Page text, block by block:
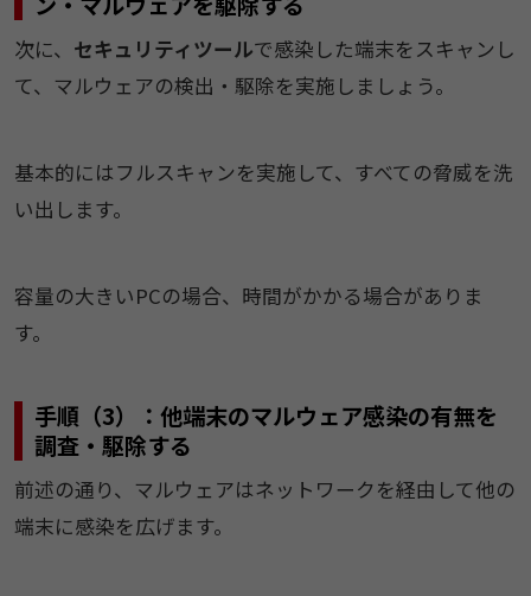
次に、 セキュリティツールで感染した端末をスキャンし
て、マルウェアの検出・駆除を実施しましょう。
基本的にはフルスキャンを実施して、すべての脅威を洗
い出します。
容量の大きいPCの場合、時間がかかる場合がありま
す。
手順（3）：他端末のマルウェア感染の有無を
調査・駆除する
前述の通り、マルウェアはネットワークを経由して他の
端末に感染を広げます。